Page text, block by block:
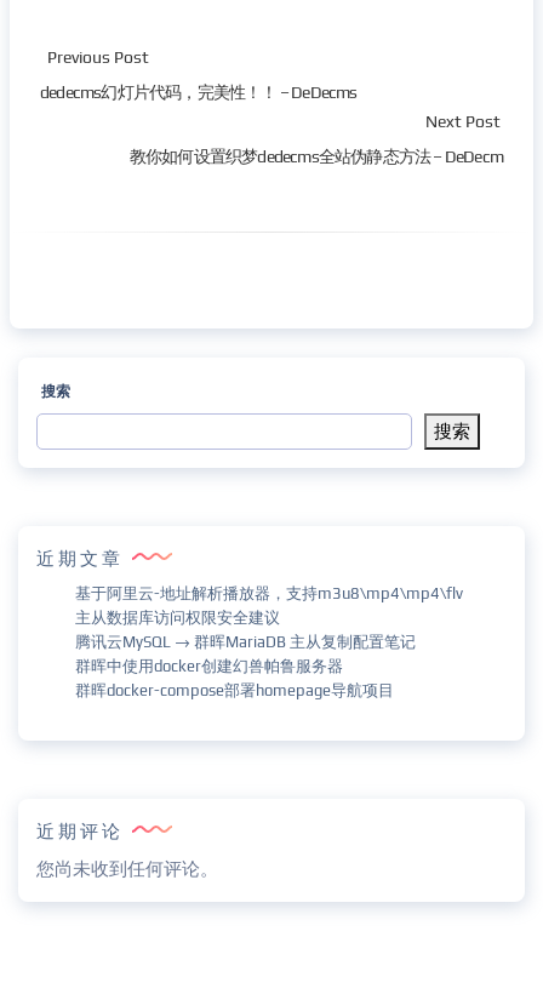
Previous Post
dedecms幻灯片代码，完美性！！ – DeDecms
Next Post
教你如何设置织梦dedecms全站伪静态方法 – DeDecm
搜索
搜索
近期文章
基于阿里云-地址解析播放器，支持m3u8\mp4\mp4\flv
主从数据库访问权限安全建议
腾讯云MySQL → 群晖MariaDB 主从复制配置笔记
群晖中使用docker创建幻兽帕鲁服务器
群晖docker-compose部署homepage导航项目
近期评论
您尚未收到任何评论。